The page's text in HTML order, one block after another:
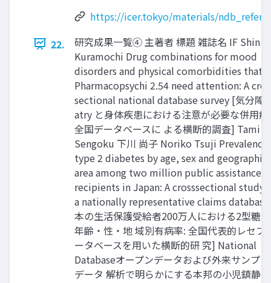
https://icer.tokyo/materials/
22.
研究成果一覧④ 主著者 標題 雑誌名 IF Shin
Kuramochi Drug combinations for mood
disorders and physical comorbidities that
Pharmacopsychi 2.54 need attention: A
sectional national database survey [気分障
atry と身体疾患における注意が必要な併用療
全国データベースに よる横断的調査] Tami
Sengoku 下川 尚子 Noriko Tsuji Prevalence
type 2 diabetes by age, sex and
area among two million public assistance
recipients in Japan: A crosssectional study
a nationally representative claims
本の生活保護受給者200万人における2型糖
年齢・性・地 域別有病率: 全国代表的レセプ
ータベースを用いた横断的研 究] National
Databaseオープンデータおよび外来サンプ
データ 解析で明らかにする本邦の小児鎮静